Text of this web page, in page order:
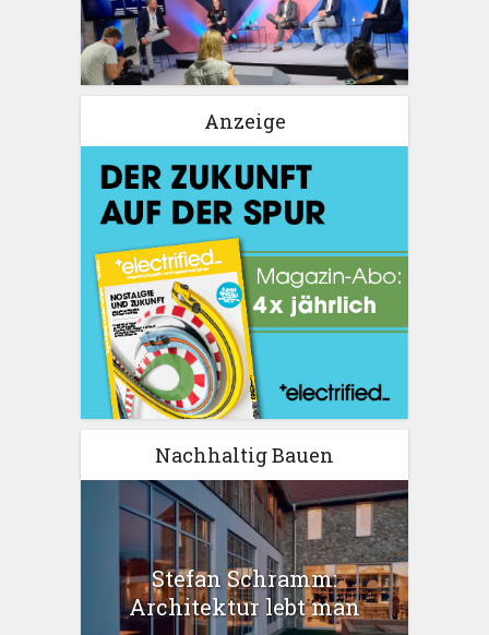
Anzeige
Nachhaltig Bauen
Stefan Schramm:
Architektur lebt man